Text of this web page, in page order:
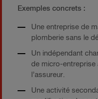
Exemples concrets :
Une entreprise de
plomberie sans le
Un indépendant
de micro-entreprise
l’assureur.
Une activité